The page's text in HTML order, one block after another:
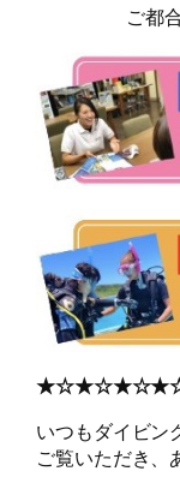
ご都
いつもダイビン
ご覧いただき、